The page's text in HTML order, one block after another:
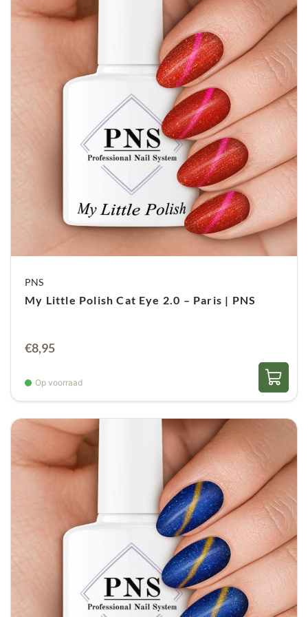
zijn, in de meeste gevallen zijn er wel foto’s van
color pops beschikbaar.
Voor u begint: Rol de fles altijd goed door de
hand palmen heen om zo de pigmentatie goed te
verdelen of gebruik de nail polish shaker voor de
beste kleur menging.
Werk altijd met flesjes die op kamer temperatuur
zijn, net nieuw binnen gekomen flesjes eerst laten
Ga niet buiten of vlak bij een raam uw nagels
doen, uv licht doet uw producten uitharden.
Zet nooit flesjes bij uw uv-led lamp, het product
Gelpolish donker en koel bewaren, en zorg
Flesjes goed dicht draaien, bij iets open komt er
lucht bij en is uw polish minder lang houdbaar
PNS
My Little Polish Cat Eye 2.0 – Paris | PNS
€8,95
Op voorraad